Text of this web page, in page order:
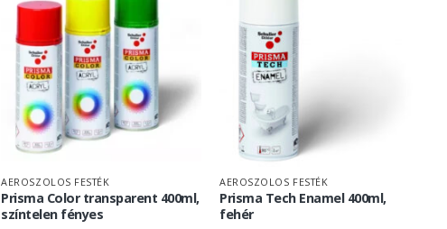
AEROSZOLOS FESTÉK
Prisma Color transparent 400ml,
színtelen fényes
AEROSZOLOS FESTÉK
Prisma Tech Enamel 400ml,
fehér